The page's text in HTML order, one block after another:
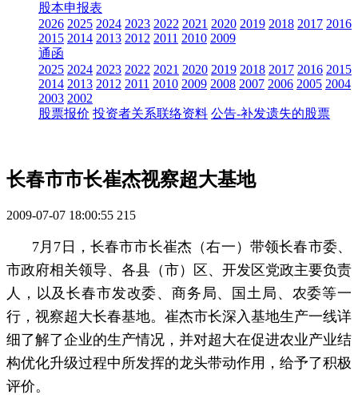
股本申报表
2026 2025 2024 2023 2022 2021 2020 2019 2018 2017 2016
2015 2014 2013 2012 2011 2010 2009
通函
2025 2024 2023 2022 2021 2020 2019 2018 2017 2016 2015
2014 2013 2012 2011 2010 2009 2008 2007 2006 2005 2004
2003 2002
股票报价 投资者关系联络资料 公告-补发遗失的股票
长春市市长崔杰视察超大基地
2009-07-07 18:00:55 215
7月7日，长春市市长崔杰（右一）带领长春市委、
市政府相关领导、各县（市）区、开发区党政主要负责
人，以及长春市发改委、商务局、国土局、农委等一
行，视察超大长春基地。崔杰市长深入基地生产一线详
细了解了企业的生产情况，并对超大在促进农业产业结
构优化升级过程中所发挥的龙头带动作用，给予了积极
评价。